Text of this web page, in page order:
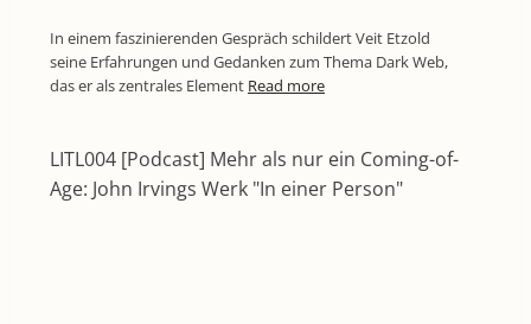
In einem faszinierenden Gespräch schildert Veit Etzold
seine Erfahrungen und Gedanken zum Thema Dark Web,
das er als zentrales Element Read more
LITL004 [Podcast] Mehr als nur ein Coming-of-
Age: John Irvings Werk "In einer Person"